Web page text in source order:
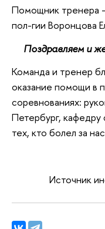
Помощник тренера
пол-гии Воронцова
Поздравляем и
Команда и тренер
оказание помощи в
соревнованиях:
Петербург, кафедру
тех, кто болел за
Источник